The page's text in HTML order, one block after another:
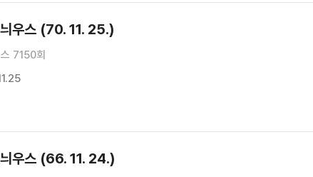
우스 (70. 11. 25.)
7150회
우스 (66. 11. 24.)